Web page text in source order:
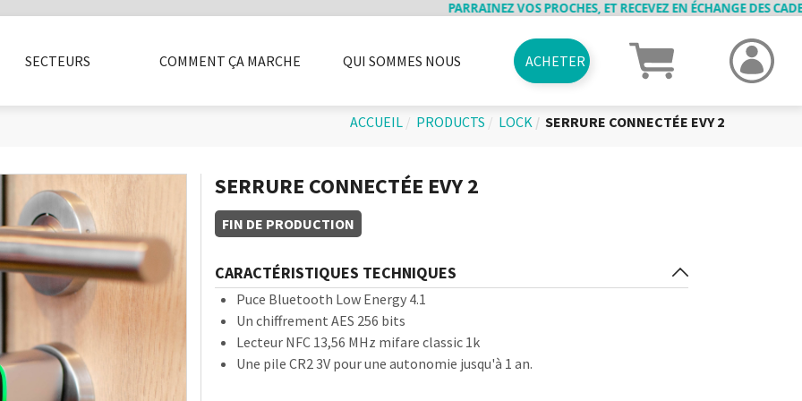
PARRAINEZ VOS PROCHES, ET RECEVEZ EN ÉCHANGE DES CADEAUX !
BOX ET ALARME ANCIENS PRODUITS CARTES CADEAUX
SECTEURS
CAS D'USAGES
COMMENT ÇA MARCHE
LIVRAISONS PARRAINAGE ELOCKY MOVIE
QUI SOMMES NOUS
BLOG JOBS CONTACT
ACHETER
ACCUEIL PRODUCTS LOCK SERRURE CONNECTÉE EVY 2
SERRURE CONNECTÉE EVY 2
FIN DE PRODUCTION
CARACTÉRISTIQUES TECHNIQUES
Puce Bluetooth Low Energy 4.1
Un chiffrement AES 256 bits
Lecteur NFC 13,56 MHz mifare classic 1k
Une pile CR2 3V pour une autonomie jusqu'à 1 an.